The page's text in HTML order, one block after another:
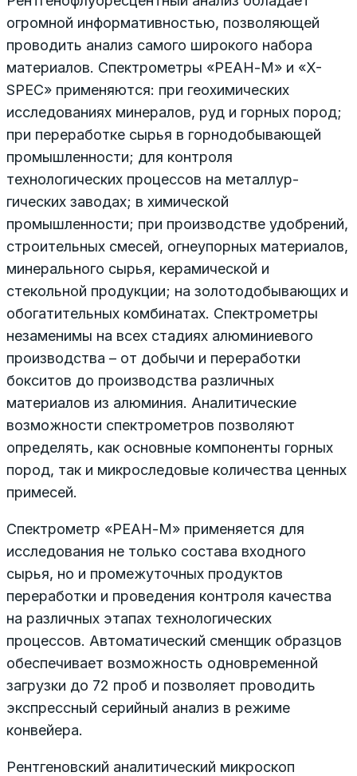
огромной информативностью, позволяющей
проводить анализ самого широкого набора
материалов. Спектрометры «РЕАН-М» и «X-
SPEC» применяются: при геохимических
исследованиях минералов, руд и горных пород;
при пе­реработке сырья в горнодобывающей
промышленности; для контроля
технологических процессов на металлур­
гических заводах; в химической
промышленности; при производстве удобрений,
строительных смесей, огне­упорных материалов,
минерального сырья, керамичес­кой и
стекольной продукции; на золотодобывающих и
обогатительных комбинатах. Спектрометры
незаменимы на всех стадиях алюминиевого
производства – от добычи и переработки
бокситов до производства различных
материалов из алюминия. Аналитические
возможности спектрометров позволяют
определять, как основные компоненты горных
пород, так и микроследовые количества ценных
примесей.
Спектрометр «РЕАН-М» применяется для
исследования не только состава входного
сырья, но и промежуточных продуктов
переработки и проведения контроля качества
на различных этапах технологических
процессов. Автоматический сменщик образцов
обеспечивает возможность одновременной
загрузки до 72 проб и позволяет проводить
экспрессный серийный анализ в режиме
конвейера.
Рентгеновский аналитический микроскоп